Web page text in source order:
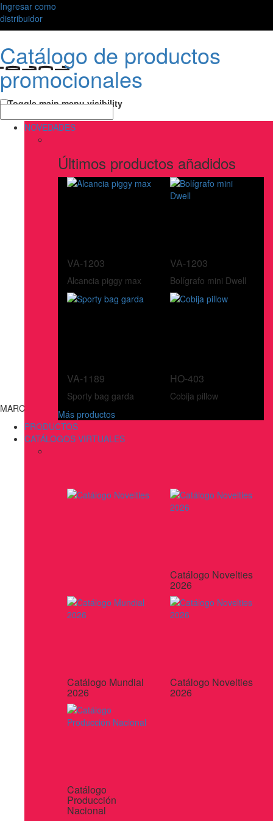
Ingresar como
distribuidor
Catálogo de productos
promocionales
Toggle main menu visibility
NOVEDADES
Últimos productos añadidos
VA-1203
Alcancia piggy max
VA-1203
Bolígrafo mini Dwell
VA-1189
Sporty bag garda
HO-403
Cobija pillow
Más productos
PRODUCTOS
CATÁLOGOS VIRTUALES
Catálogo Novelties
2026
Catálogo Mundial
2026
Catálogo Novelties
2026
Catálogo
Producción
Nacional
MARCAS